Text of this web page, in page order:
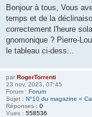
Bonjour à tous, Vous
temps et de la
correctement l'heure
gnomonique ? Pierre-
le tableau ci-dess...
par RogerTorrenti
23 nov. 2023, 07:45
Forum : Forum
Sujet : N°10 du magazine «
Réponses : 0
Vues : 558536